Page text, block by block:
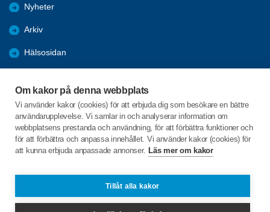
Om kakor på denna webbplats
Vi använder kakor (cookies) för att erbjuda dig som besökare en bättre
användarupplevelse. Vi samlar in och analyserar information om
webbplatsens prestanda och användning, för att förbättra funktioner och
för att förbättra och anpassa innehållet. Vi använder kakor (cookies) för
att kunna erbjuda anpassade annonser. Läs mer om kakor
Tillåt alla kakor
Nyheter
Arkiv
Hälsosidan
Aktiviteter
Seniordagen
C/o:Gerth Malmevik